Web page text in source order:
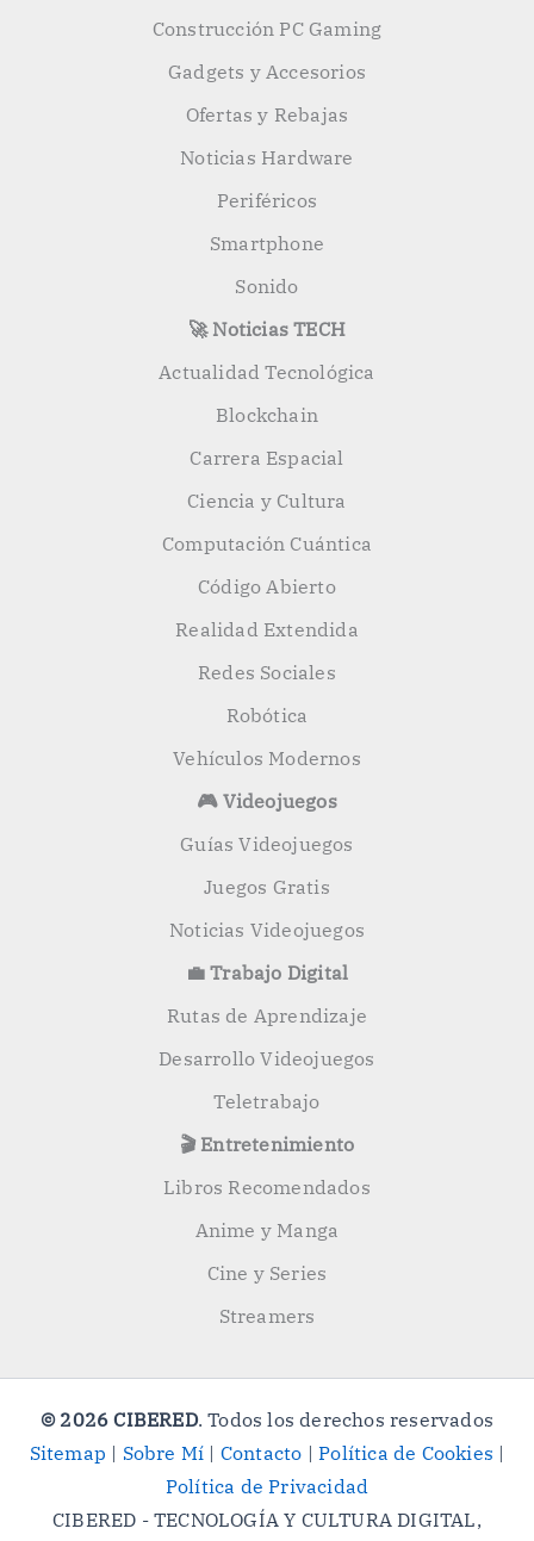
Construcción PC Gaming
Gadgets y Accesorios
Ofertas y Rebajas
Noticias Hardware
Periféricos
Smartphone
Sonido
🚀 Noticias TECH
Actualidad Tecnológica
Blockchain
Carrera Espacial
Ciencia y Cultura
Computación Cuántica
Código Abierto
Realidad Extendida
Redes Sociales
Robótica
Vehículos Modernos
🎮 Videojuegos
Guías Videojuegos
Juegos Gratis
Noticias Videojuegos
💼 Trabajo Digital
Rutas de Aprendizaje
Desarrollo Videojuegos
Teletrabajo
🎬 Entretenimiento
Libros Recomendados
Anime y Manga
Cine y Series
Streamers
© 2026 CIBERED. Todos los derechos reservados
Sitemap | Sobre Mí | Contacto |Política de Cookies |
Política de Privacidad
CIBERED - TECNOLOGÍA Y CULTURA DIGITAL,